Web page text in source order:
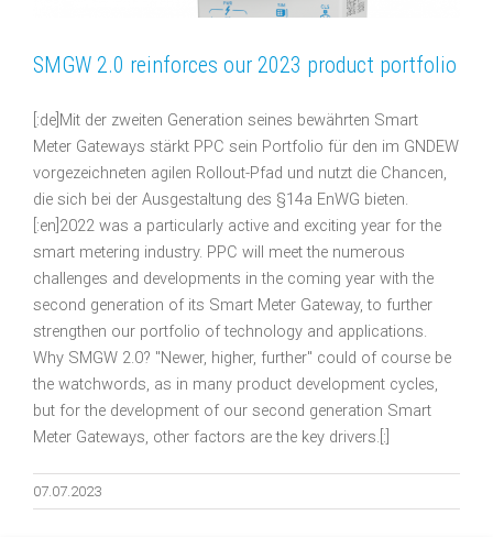
SMGW 2.0 reinforces our 2023 product portfolio
[:de]Mit der zweiten Generation seines bewährten Smart
Meter Gateways stärkt PPC sein Portfolio für den im GNDEW
vorgezeichneten agilen Rollout-Pfad und nutzt die Chancen,
die sich bei der Ausgestaltung des §14a EnWG bieten.
[:en]2022 was a particularly active and exciting year for the
smart metering industry. PPC will meet the numerous
challenges and developments in the coming year with the
second generation of its Smart Meter Gateway, to further
strengthen our portfolio of technology and applications.
Why SMGW 2.0? "Newer, higher, further" could of course be
the watchwords, as in many product development cycles,
but for the development of our second generation Smart
Meter Gateways, other factors are the key drivers.[:]
07.07.2023